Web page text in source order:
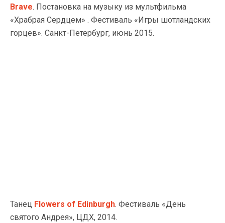
Brave. Постановка на музыку из мультфильма
«Храбрая Сердцем» . Фестиваль «Игры шотландских
горцев». Санкт-Петербург, июнь 2015.
Танец Flowers of Edinburgh. Фестиваль «День
святого Андрея», ЦДХ, 2014.